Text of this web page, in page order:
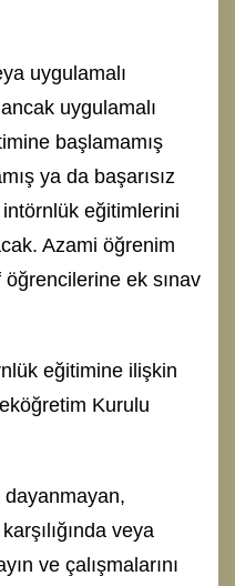
uygulamalı
uygulamalı
başlamamış
ya da başarısız
eğitimlerini
Azami öğrenim
öğrencilerine ek sınav
eğitimine ilişkin
Kurulu
veya
ve çalışmalarını